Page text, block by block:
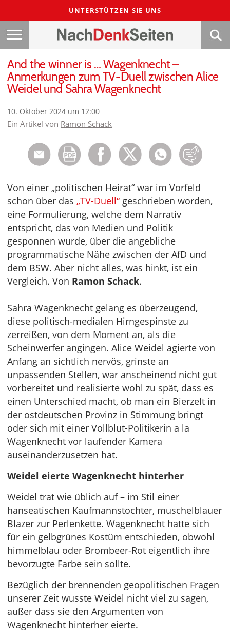
UNTERSTÜTZEN SIE UNS
And the winner is … Wagenknecht –
Anmerkungen zum TV-Duell zwischen Alice
Weidel und Sahra Wagenknecht
10. Oktober 2024 um 12:00
Ein Artikel von Ramon Schack
Von einer „politischen Heirat“ war im Vorfeld
schon über das „TV-Duell“ geschrieben worden,
eine Formulierung, welche dem Narrativ
entspricht, das von Medien und Politik
gesponnen wurde, über die angebliche
programmatische Nähe zwischen der AfD und
dem BSW. Aber nicht alles, was hinkt, ist ein
Vergleich. Von Ramon Schack.
Sahra Wagenknecht gelang es überzeugend,
diese politisch-medialen Hirngespinste zu
zerreißen, von dem Moment an, als die
Scheinwerfer angingen. Alice Weidel agierte von
Anfang an sichtlich nervös, grinste an
unpassenden Stellen, war anscheinend nicht gut
vorbereitet und realisierte wohl zu spät, dass es
einen Unterschied macht, ob man ein Bierzelt in
der ostdeutschen Provinz in Stimmung bringt
oder sich mit einer Vollblut-Politikerin a la
Wagenknecht vor laufender Kamera
auseinanderzusetzen hat.
Weidel eierte Wagenknecht hinterher
Weidel trat wie üblich auf – im Stil einer
hanseatischen Kaufmannstochter, muschelblauer
Blazer zur Perlenkette. Wagenknecht hatte sich
für ein gelbgrünes Kostüm entschieden, obwohl
himmelblau oder Brombeer-Rot eigentlich ihre
bevorzugte Farbe sein sollte.
Bezüglich der brennenden geopolitischen Fragen
unserer Zeit wusste Weidel nicht viel zu sagen,
außer dass sie den Argumenten von
Wagenknecht hinterher eierte.